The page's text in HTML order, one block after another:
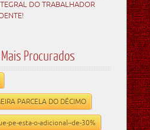
DO TRABALHADOR
Mais Procurados
PARCELA DO DÉCIMO
pe-esta-o-adicional--de-30%